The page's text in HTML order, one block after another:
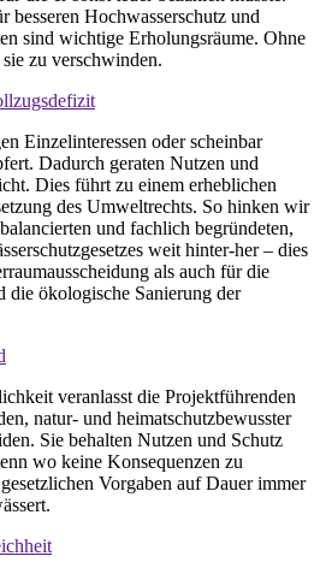
besseren Hochwasserschutz und
sind wichtige Erholungsräume. Ohne
zu verschwinden.
Einzelinteressen oder scheinbar
Dadurch geraten Nutzen und
Dies führt zu einem erheblichen
des Umweltrechts. So hinken wir
und fachlich begründeten,
weit hinter-her – dies
als auch für die
die ökologische Sanierung der
veranlasst die Projektführenden
natur- und heimatschutzbewusster
Sie behalten Nutzen und Schutz
wo keine Konsequenzen zu
Vorgaben auf Dauer immer